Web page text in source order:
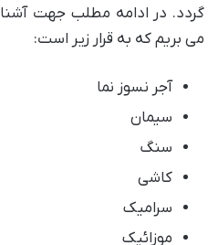
گردد. در ادامه مطلب جهت
می بریم که به قرار زیر است:
آجر نسوز نما
سیمان
سنگ
کاشی
سرامیک
موزائیک